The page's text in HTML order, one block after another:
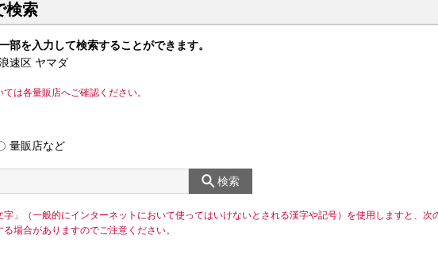
検索
部を入力して検索することができます。
速区 ヤマダ
は各量販店へご確認ください。
量販店など
検索
字」（一般的にインターネットにおいて使ってはいけないとされる漢字や記号）を使用しますと、次
場合がありますのでご注意ください。